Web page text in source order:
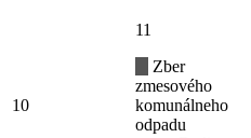
10
11
Zber
zmesového
komunálneho
odpadu